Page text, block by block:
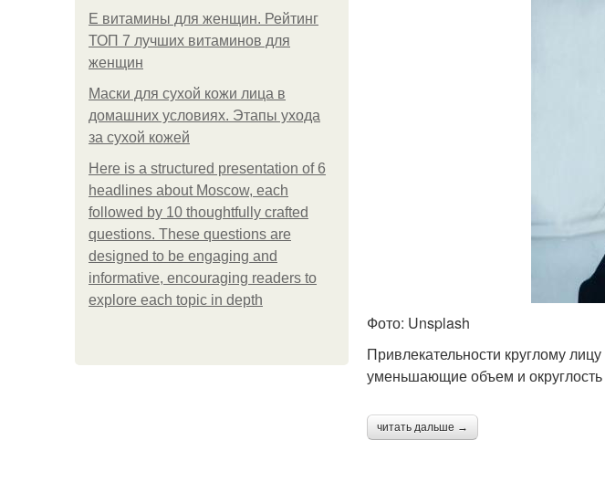
Е витамины для женщин. Рейтинг
ТОП 7 лучших витаминов для
женщин
Маски для сухой кожи лица в
домашних условиях. Этапы ухода
за сухой кожей
Here is a structured presentation of 6
headlines about Moscow, each
followed by 10 thoughtfully crafted
questions. These questions are
designed to be engaging and
informative, encouraging readers to
explore each topic in depth
Фото: Unsplash
Привлекательности круглому
уменьшающие объем и
читать дальше →